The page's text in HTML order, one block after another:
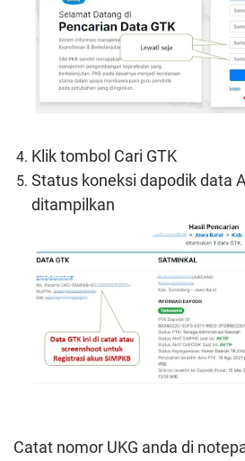
Klik tombol Cari GTK
Status koneksi dapodik data
ditampilkan
Catat nomor UKG anda di